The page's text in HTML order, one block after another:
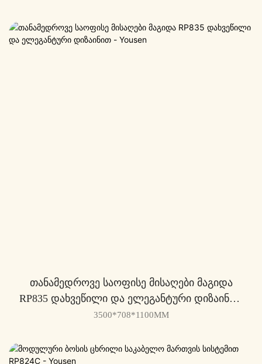
Თანამედროვე Საოფისე Მისაღები Მაგიდა
RP835 Დახვეწილი Და Ელეგანტური Დიზაინით
- Yousen
3500*708*1100MM